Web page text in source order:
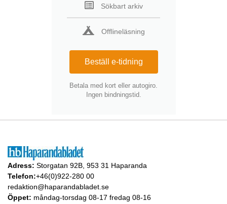
Sökbart arkiv
Offlineläsning
Beställ e-tidning
Betala med kort eller autogiro.
Ingen bindningstid.
Adress: Storgatan 92B, 953 31 Haparanda
Telefon:+46(0)922-280 00
redaktion@haparandabladet.se
Öppet: måndag-torsdag 08-17 fredag 08-16